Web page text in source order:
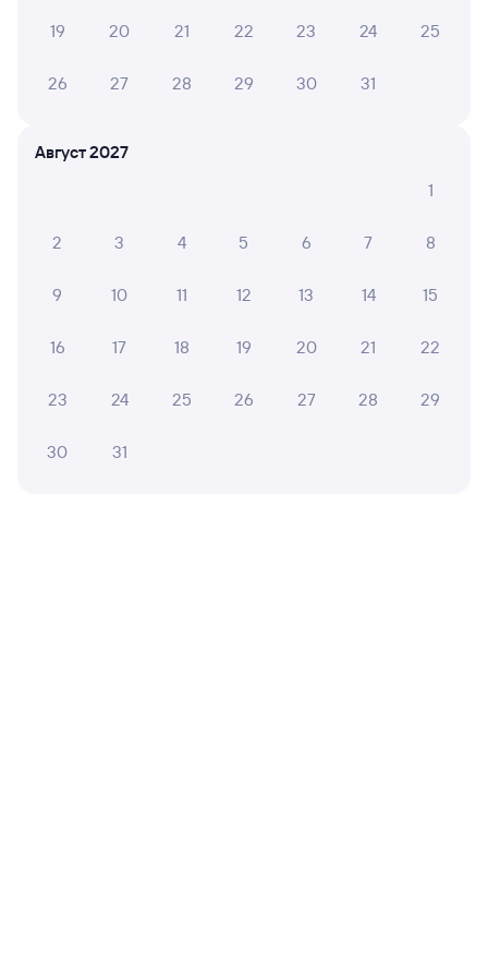
Камень
Железнодорожные билеты в Киселёвск
19 20 21 22 23 24 25
26 27 28 29 30 31
Август 2027
1
2 3 4 5 6 7 8
9 10 11 12 13 14 15
16 17 18 19 20 21 22
23 24 25 26 27 28 29
30 31